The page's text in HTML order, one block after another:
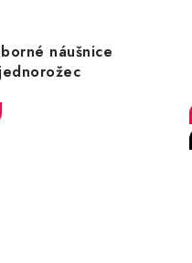
náušnice
jednorožec